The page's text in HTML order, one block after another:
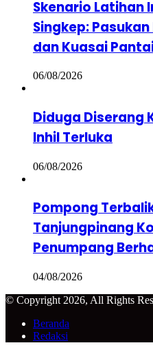
Skenario Latihan
Singkep:
dan Kuasai
06/08/2026
Diduga Diserang
Inhil Terluka
06/08/2026
Pompong
Tanjungpinang
Penumpang
04/08/2026
© Copyright 2026, All Rights
Beranda
Redaksi